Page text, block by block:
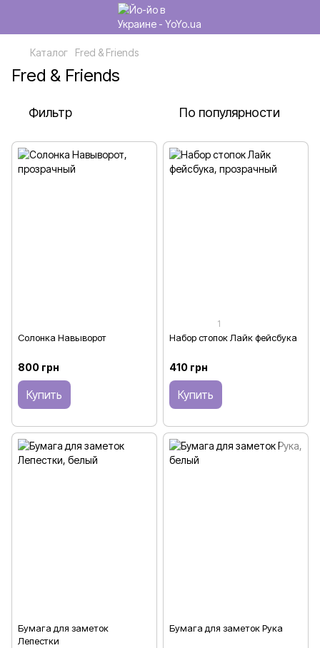
Каталог Fred & Friends
Fred & Friends
Фильтр По популярности
Солонка Навыворот
800 грн
Купить
1
Набор стопок Лайк фейсбука
410 грн
Купить
Бумага для заметок
Лепестки
Бумага для заметок Рука